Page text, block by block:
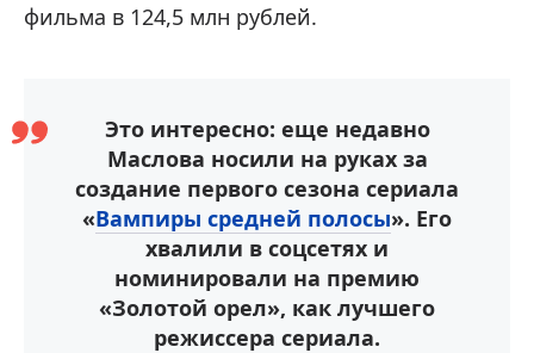
фильма в 124,5 млн рублей.
Это интересно: еще недавно
Маслова носили на руках за
создание первого сезона сериала
«Вампиры средней полосы». Его
хвалили в соцсетях и
номинировали на премию
«Золотой орел», как лучшего
режиссера сериала.